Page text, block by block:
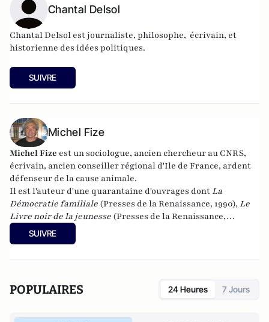
Chantal Delsol
Chantal Delsol est journaliste, philosophe, écrivain, et
historienne des idées politiques.
SUIVRE
Michel Fize
Michel Fize est un sociologue, ancien chercheur au CNRS,
écrivain, ancien conseiller régional d'Ile de France, ardent
défenseur de la cause animale.
Il est l'auteur d'une quarantaine d'ouvrages dont La
Démocratie familiale (Presses de la Renaissance, 1990), Le
Livre noir de la jeunesse (Presses de la Renaissance,
2007),L'Individualisme démocratique
2010),Jeunesses à l'abandon
SUIVRE
POPULAIRES 24 Heures 7 Jours